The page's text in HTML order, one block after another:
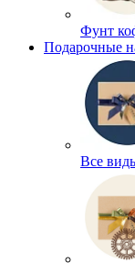
Фунт
Подарочные
Все